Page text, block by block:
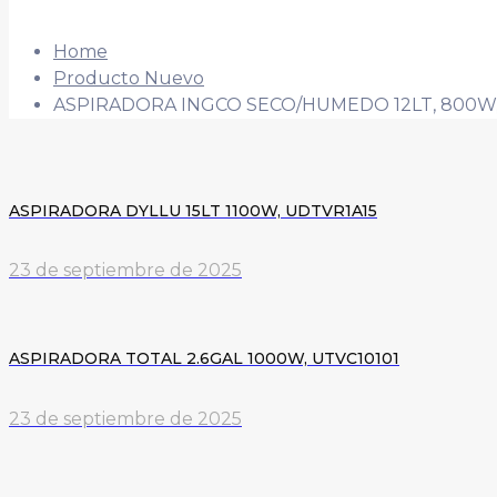
Home
Producto Nuevo
ASPIRADORA INGCO SECO/HUMEDO 12LT,
ASPIRADORA DYLLU 15LT 1100W, UDTVR1A15
23 de septiembre de 2025
ASPIRADORA TOTAL 2.6GAL 1000W, UTVC10101
23 de septiembre de 2025